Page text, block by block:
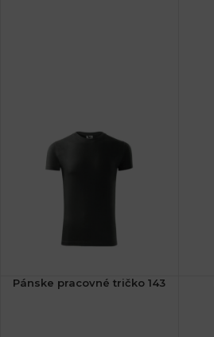
Pánske pracovné tričko 143